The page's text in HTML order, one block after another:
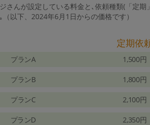
さんが設定している料金と､依頼種類(「定
（以下、2024年6月1日からの価格です）
定期依
プランA 1,500円
プランB 1,800円
プランC 2,100円
プランD 2,350円